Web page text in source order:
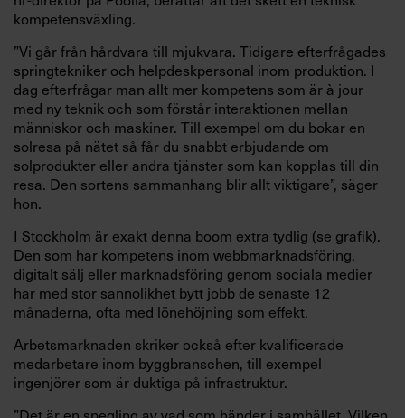
kompetensväxling.
”Vi går från hårdvara till mjukvara. Tidigare efterfrågades
springtekniker och helpdeskpersonal inom produktion. I
dag efterfrågar man allt mer kompetens som är à jour
med ny teknik och som förstår interaktionen mellan
människor och maskiner. Till exempel om du bokar en
solresa på nätet så får du snabbt erbjudande om
solprodukter eller andra tjänster som kan kopplas till din
resa. Den sortens sammanhang blir allt viktigare”, säger
hon.
I Stockholm är exakt denna boom extra tydlig (se grafik).
Den som har kompetens inom webbmarknadsföring,
digitalt sälj eller marknadsföring genom sociala medier
har med stor sannolikhet bytt jobb de senaste 12
månaderna, ofta med lönehöjning som effekt.
Arbetsmarknaden skriker också efter kvalificerade
medarbetare inom byggbranschen, till exempel
ingenjörer som är duktiga på infrastruktur.